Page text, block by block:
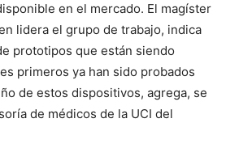
en el mercado. El magíster
lidera el grupo de trabajo, indica
prototipos que están siendo
primeros ya han sido probados
de estos dispositivos, agrega, se
de médicos de la UCI del